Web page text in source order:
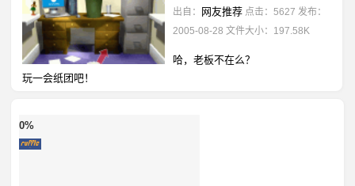
出自： 网友推荐 点击：5627 发布：
2005-08-28 文件大小：197.58K
哈，老板不在么？
玩一会纸团吧！
0%